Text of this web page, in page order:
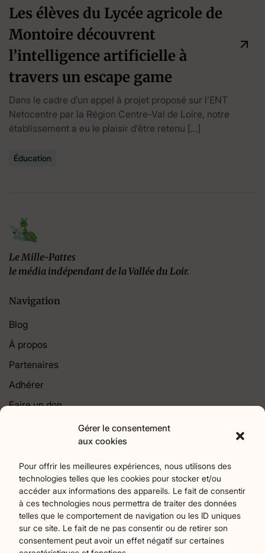
Gérer le consentement
aux cookies
Pour offrir les meilleures expériences, nous utilisons des
technologies telles que les cookies pour stocker et/ou
accéder aux informations des appareils. Le fait de consentir
à ces technologies nous permettra de traiter des données
telles que le comportement de navigation ou les ID uniques
sur ce site. Le fait de ne pas consentir ou de retirer son
consentement peut avoir un effet négatif sur certaines
Les élèves du Lycée agricole de
Montoire découvrent
l’intelligence artificielle à
travers un escape game
Dans le cadre d’un appel à projet proposé sur l’ENT
Netocentre par la Région Centre-Val de Loire, notre
établissement a eu le plaisir d’être retenu […]
Éducation
Le Mille-Pattes
le média indépendant de la Vallée du Loir.
Navigation
Blog
À propos
Partenaires
Adhérer
Faire un don
Agriculture18 Art et culture257 Associations 22
Bien-Etre 2 chronique7 Collectivités territoriales79
Commerces Divers Économie et emploi 61
Éducation94 Évènements373 Histoire et patrimoine175
La parole à nos lecteurs1 Nature et écologie75 Santé